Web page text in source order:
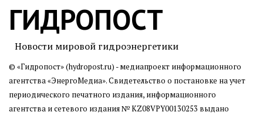
ГИДРОПОСТ
Новости мировой гидроэнергетики
© «Гидропост» (hydropost.ru) - медиапроект информационного
агентства«ЭнергоМедиа». Свидетельство о постановке на учет
периодического печатного издания, информационного
агентства и сетевого издания № KZ08VPY00130253 выдано